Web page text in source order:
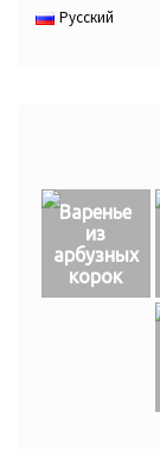
Русский
Варенье
из
арбузных
корок